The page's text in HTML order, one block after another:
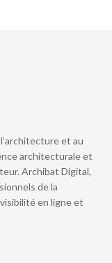
et au
architecturale et
Archibat Digital,
de la
en ligne et